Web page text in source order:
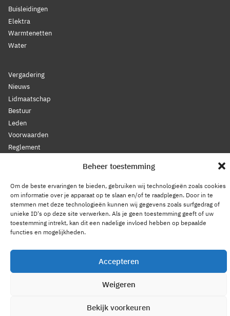
Beheer toestemming
Om de beste ervaringen te bieden, gebruiken wij technologieën zoals cookies
om informatie over je apparaat op te slaan en/of te raadplegen. Door in te
stemmen met deze technologieën kunnen wij gegevens zoals surfgedrag of
unieke ID's op deze site verwerken. Als je geen toestemming geeft of uw
toestemming intrekt, kan dit een nadelige invloed hebben op bepaalde
functies en mogelijkheden.
Accepteren
Weigeren
Bekijk voorkeuren
Buisleidingen
Elektra
Warmtenetten
Water
Vergadering
Nieuws
Lidmaatschap
Bestuur
Leden
Voorwaarden
Reglement
Privacy Statement
Cookiebeleid
Contact